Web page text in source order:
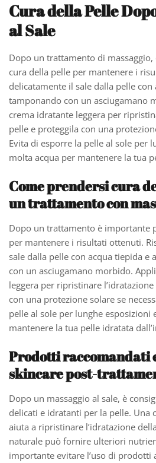
Cura della Pelle
al Sale
Dopo un trattamento di
cura della pelle per mantenere i
delicatamente il sale dalla pelle con
tamponando con un asciugamano
crema idratante leggera per
pelle e proteggila con una
Evita di esporre la pelle al sole per
molta acqua per mantenere la tua
Come prendersi cura
un trattamento con
Dopo un trattamento è importante
per mantenere i risultati ottenuti.
sale dalla pelle con acqua tiepida e
con un asciugamano morbido.
leggera per ripristinare
con una protezione solare se
pelle al sole per lunghe esposizioni
mantenere la tua pelle idratata
Prodotti raccomandati
skincare post-
Dopo un massaggio al sale, è
delicati e idratanti per la pelle. Una
aiuta a ripristinare l’idratazione
naturale può fornire ulteriori
importante evitare l’uso di prodotti